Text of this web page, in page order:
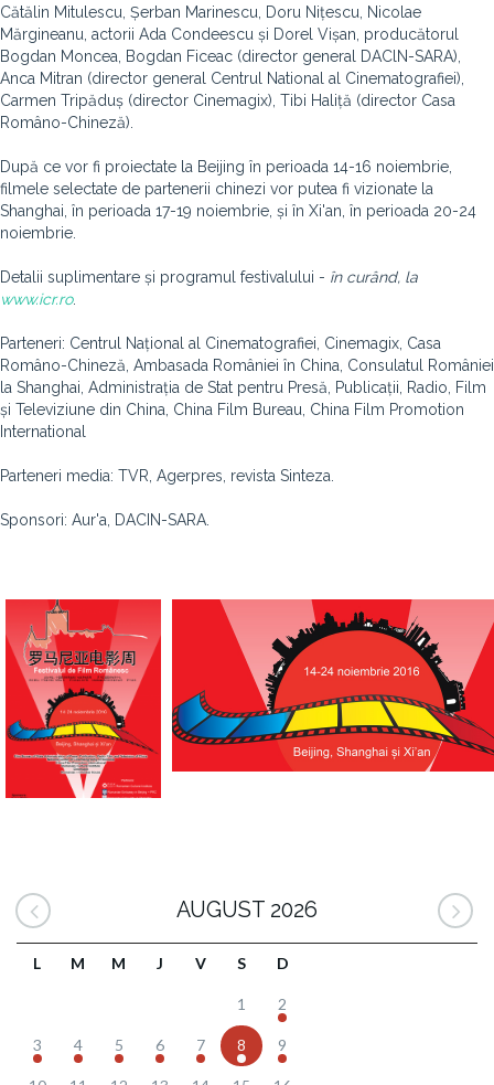
Cătălin Mitulescu, Șerban Marinescu, Doru Nițescu, Nicolae
Mărgineanu, actorii Ada Condeescu și Dorel Vișan, producătorul
Bogdan Moncea, Bogdan Ficeac (director general DAClN-SARA),
Anca Mitran (director general Centrul National al Cinematografiei),
Carmen Tripăduș (director Cinemagix), Tibi Haliță (director Casa
Româno-Chineză).
După ce vor fi proiectate la Beijing în perioada 14-16 noiembrie,
filmele selectate de partenerii chinezi vor putea fi vizionate la
Shanghai, în perioada 17-19 noiembrie, și în Xi'an, în perioada 20-24
noiembrie.
Detalii suplimentare și programul festivalului - în curând, la
www.icr.ro.
Parteneri: Centrul Național al Cinematografiei, Cinemagix, Casa
Româno-Chineză, Ambasada României în China, Consulatul României
la Shanghai, Administrația de Stat pentru Presă, Publicații, Radio, Film
și Televiziune din China, China Film Bureau, China Film Promotion
International
Parteneri media: TVR, Agerpres, revista Sinteza.
Sponsori: Aur'a, DACIN-SARA.
AUGUST 2026
L M M J V S D
1 2
3 4 5 6 7 8 9